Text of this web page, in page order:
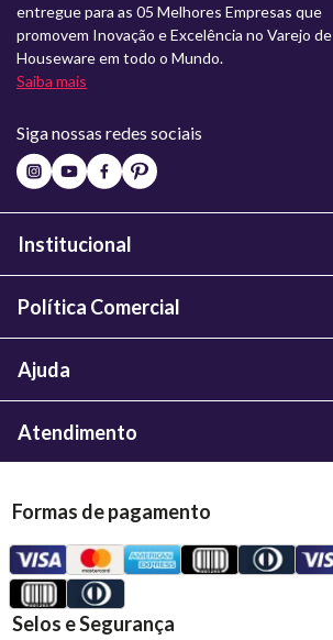
entregue para as 05 Melhores Empresas que
promovem Inovação e Excelência no Varejo de
Houseware em todo o Mundo.
Saiba mais
Siga nossas redes sociais
Institucional
Política Comercial
Ajuda
Atendimento
Formas de pagamento
Selos e Segurança